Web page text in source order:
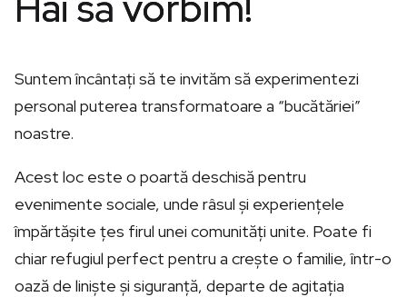
Suntem încântați să te invităm să experimentezi
personal puterea transformatoare a “bucătăriei”
noastre.
Acest loc este o poartă deschisă pentru
evenimente sociale, unde râsul și experiențele
împărtășite țes firul unei comunități unite. Poate fi
chiar refugiul perfect pentru a crește o familie, într-o
oază de liniște și siguranță, departe de agitația